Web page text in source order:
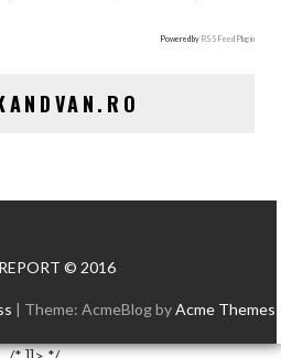
Powered by RSS Feed Plugin
© 2016
| Theme: AcmeBlog byAcme Themes